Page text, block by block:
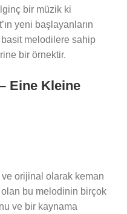
bir müzik ki
yeni başlayanların
melodilere sahip
bir örnektir.
Eine Kleine
ve orijinal olarak keman
bu melodinin birçok
ve bir kaynama